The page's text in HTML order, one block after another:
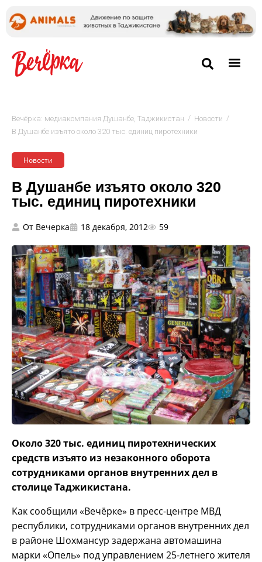
Вечёрка: медиакомпания Душанбе, Таджикистан / Новости /
В Душанбе изъято около 320 тыс. единиц пиротехники
Новости
В Душанбе изъято около 320
тыс. единиц пиротехники
От Вечерка 18 декабря, 2012 59
Около 320 тыс. единиц пиротехнических
средств изъято из незаконного оборота
сотрудниками органов внутренних дел в
столице Таджикистана.
Как сообщили «Вечёрке» в пресс-центре МВД
республики, сотрудниками органов внутренних дел
в районе Шохмансур задержана автомашина
марки «Опель» под управлением 25-летнего жителя